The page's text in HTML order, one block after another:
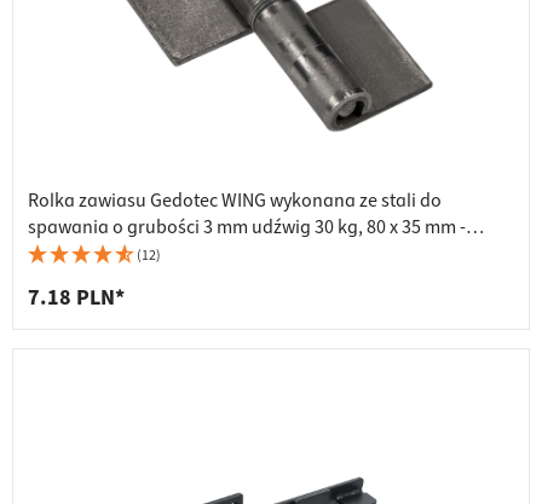
Rolka zawiasu Gedotec WING wykonana ze stali do
spawania o grubości 3 mm udźwig 30 kg, 80 x 35 mm -
ogranicznik: prawy
(12)
7.18 PLN*